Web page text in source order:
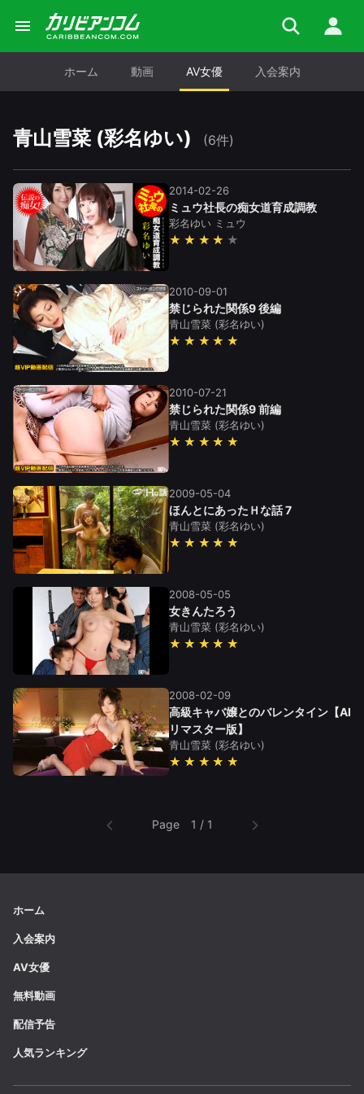
ホーム 動画 AV女優 入会案内
青山雪菜 (彩名ゆい) (6件)
2014-02-26
ミュウ社長の痴女道育成調教
彩名ゆい ミュウ
★★★★
2010-09-01
禁じられた関係9 後編
青山雪菜 (彩名ゆい)
★★★★★
2010-07-21
禁じられた関係9 前編
青山雪菜 (彩名ゆい)
★★★★★
2009-05-04
ほんとにあったＨな話 7
青山雪菜 (彩名ゆい)
★★★★★
2008-05-05
女きんたろう
青山雪菜 (彩名ゆい)
★★★★★
2008-02-09
高級キャバ嬢とのバレンタイン【AI
リマスター版】
青山雪菜 (彩名ゆい)
★★★★★
Page 1 / 1
ホーム
入会案内
AV女優
無料動画
配信予告
人気ランキング